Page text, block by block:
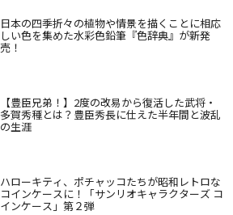
日本の四季折々の植物や情景を描くことに相応
しい色を集めた水彩色鉛筆『色辞典』が新発
売！
【豊臣兄弟！】2度の改易から復活した武将・
多賀秀種とは？豊臣秀長に仕えた半年間と波乱
の生涯
ハローキティ、ポチャッコたちが昭和レトロな
コインケースに！「サンリオキャラクターズ コ
インケース」第２弾